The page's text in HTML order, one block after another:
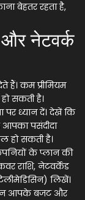
बेहतर रहता है,
नेटवर्क
हैं। कम प्रीमियम
सकती है।
पर ध्यान दें। देखें कि
पसंदीदा
हो सकती है।
के प्लान की
राशि, नेटवर्केड
लिखें।
आपके बजट और